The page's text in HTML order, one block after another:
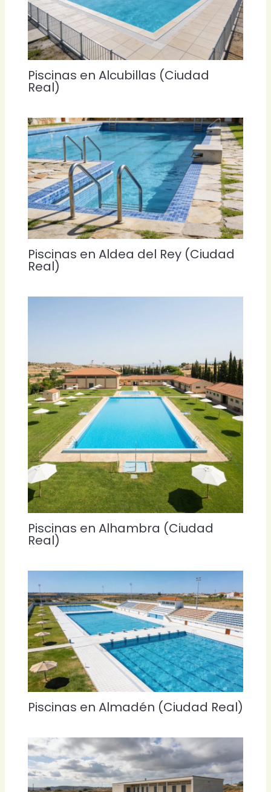
Piscinas en Alcubillas (Ciudad
Real)
Piscinas en Aldea del Rey (Ciudad
Real)
Piscinas en Alhambra (Ciudad
Real)
Piscinas en Almadén (Ciudad Real)